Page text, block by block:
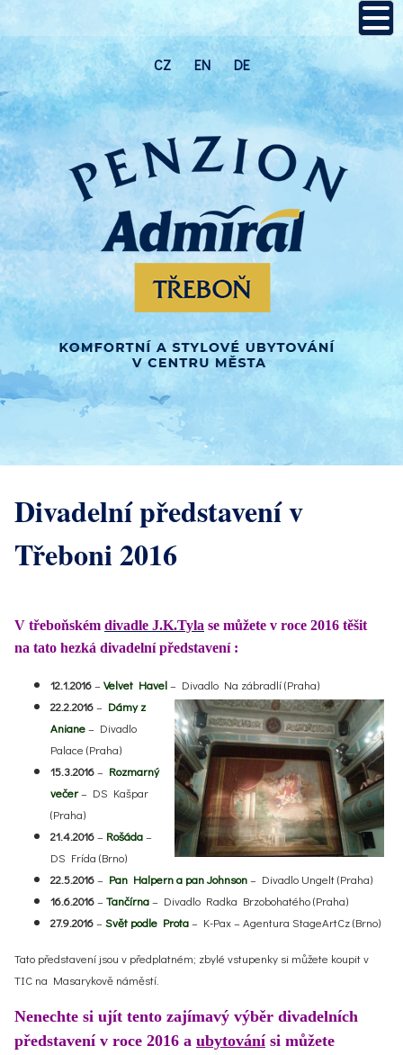
CZ EN DE
Divadelní představení v
Třeboni 2016
V třeboňském divadle J.K.Tyla se můžete v roce 2016 těšit
na tato hezká divadelní představení :
12.1.2016– Velvet Havel– Divadlo Na zábradlí (Praha)
22.2.2016– Dámy z
Aniane– Divadlo
Palace (Praha)
15.3.2016– Rozmarný
večer– DS Kašpar
(Praha)
21.4.2016– Rošáda–
DS Frída (Brno)
22.5.2016– Pan Halpern a pan Johnson– Divadlo Ungelt (Praha)
16.6.2016– Tančírna– Divadlo Radka Brzobohatého (Praha)
27.9.2016– Svět podle Prota– K-Pax – Agentura StageArtCz (Brno)
Tato představení jsou v předplatném; zbylé vstupenky si můžete koupit v
TIC na Masarykově náměstí.
Nenechte si ujít tento zajímavý výběr divadelních
představení v roce 2016 a ubytování si můžete